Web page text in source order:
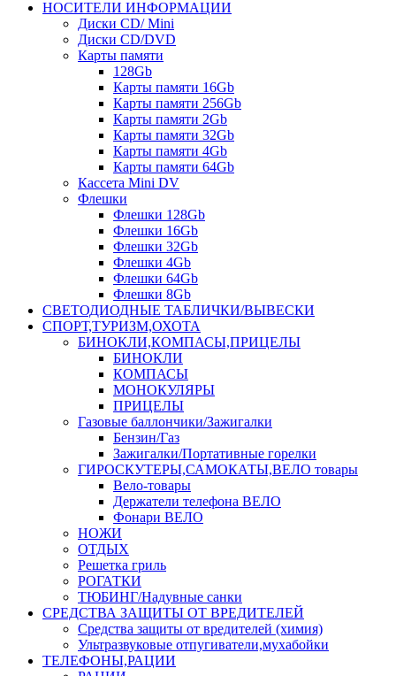
НОСИТЕЛИ ИНФОРМАЦИИ
Диски CD/ Mini
Диски CD/DVD
Карты памяти
128Gb
Карты памяти 16Gb
Карты памяти 256Gb
Карты памяти 2Gb
Карты памяти 32Gb
Карты памяти 4Gb
Карты памяти 64Gb
Кассета Mini DV
Флешки
Флешки 128Gb
Флешки 16Gb
Флешки 32Gb
Флешки 4Gb
Флешки 64Gb
Флешки 8Gb
СВЕТОДИОДНЫЕ ТАБЛИЧКИ/ВЫВЕСКИ
СПОРТ,ТУРИЗМ,ОХОТА
БИНОКЛИ,КОМПАСЫ,ПРИЦЕЛЫ
БИНОКЛИ
КОМПАСЫ
МОНОКУЛЯРЫ
ПРИЦЕЛЫ
Газовые баллончики/Зажигалки
Бензин/Газ
Зажигалки/Портативные горелки
ГИРОСКУТЕРЫ,САМОКАТЫ,ВЕЛО товары
Вело-товары
Держатели телефона ВЕЛО
Фонари ВЕЛО
НОЖИ
ОТДЫХ
Решетка гриль
РОГАТКИ
ТЮБИНГ/Надувные санки
СРЕДСТВА ЗАЩИТЫ ОТ ВРЕДИТЕЛЕЙ
Средства защиты от вредителей (химия)
Ультразвуковые отпугиватели,мухабойки
ТЕЛЕФОНЫ,РАЦИИ